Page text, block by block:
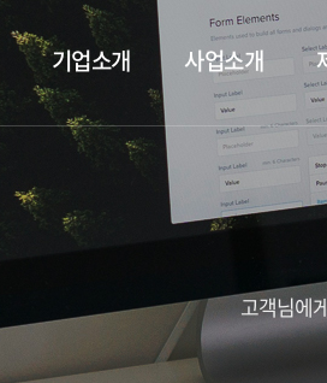
기업소개 사업소개
고객님에